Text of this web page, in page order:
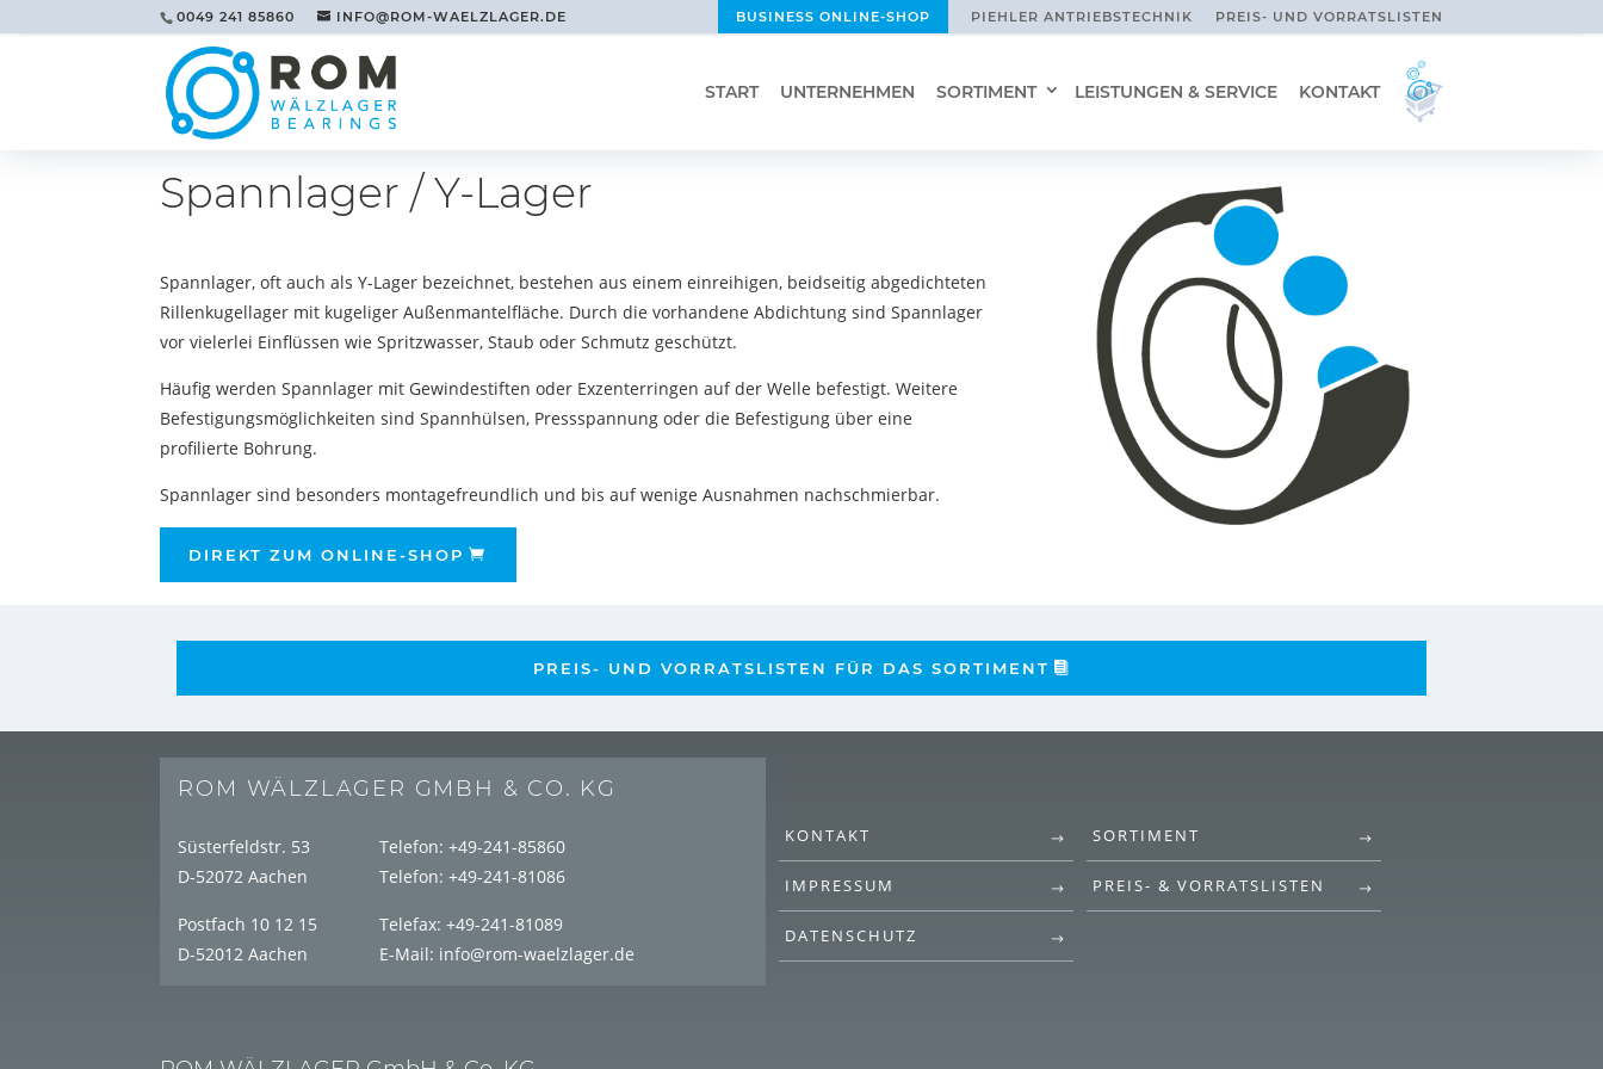
0049 241 85860 INFO@ROM-WAELZLAGER.DE BUSINESS ONLINE-SHOP PIEHLER ANTRIEBSTECHNIK PREIS- UND VORRATSLISTEN
START UNTERNEHMEN SORTIMENT LEISTUNGEN & SERVICE KONTAKT
Spannlager / Y-Lager
Spannlager, oft auch als Y-Lager bezeichnet, bestehen aus einem einreihigen, beidseitig abgedichteten
Rillenkugellager mit kugeliger Außenmantelfläche. Durch die vorhandene Abdichtung sind Spannlager
vor vielerlei Einflüssen wie Spritzwasser, Staub oder Schmutz geschützt.
Häufig werden Spannlager mit Gewindestiften oder Exzenterringen auf der Welle befestigt. Weitere
Befestigungsmöglichkeiten sind Spannhülsen, Pressspannung oder die Befestigung über eine
profilierte Bohrung.
Spannlager sind besonders montagefreundlich und bis auf wenige Ausnahmen nachschmierbar.
DIREKT ZUM ONLINE-SHOP
PREIS- UND VORRATSLISTEN FÜR DAS SORTIMENT
ROM WÄLZLAGER GMBH & CO. KG
Süsterfeldstr. 53 Telefon:+49-241-85860
D-52072 Aachen
Telefon:+49-241-81086
Postfach 10 12 15 Telefax:+49-241-81089
D-52012 Aachen
E-Mail: info@rom-waelzlager.de
KONTAKT
IMPRESSUM
DATENSCHUTZ
SORTIMENT
PREIS- & VORRATSLISTEN